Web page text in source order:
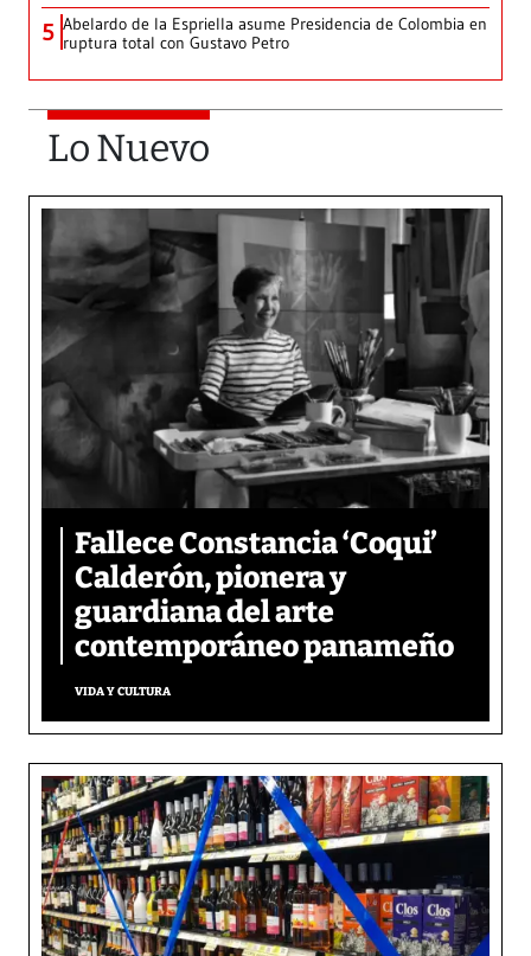
5 Abelardo de la Espriella asume Presidencia de Colombia en
ruptura total con Gustavo Petro
Lo Nuevo
Fallece Constancia ‘Coqui’
Calderón, pionera y
guardiana del arte
contemporáneo panameño
VIDA Y CULTURA